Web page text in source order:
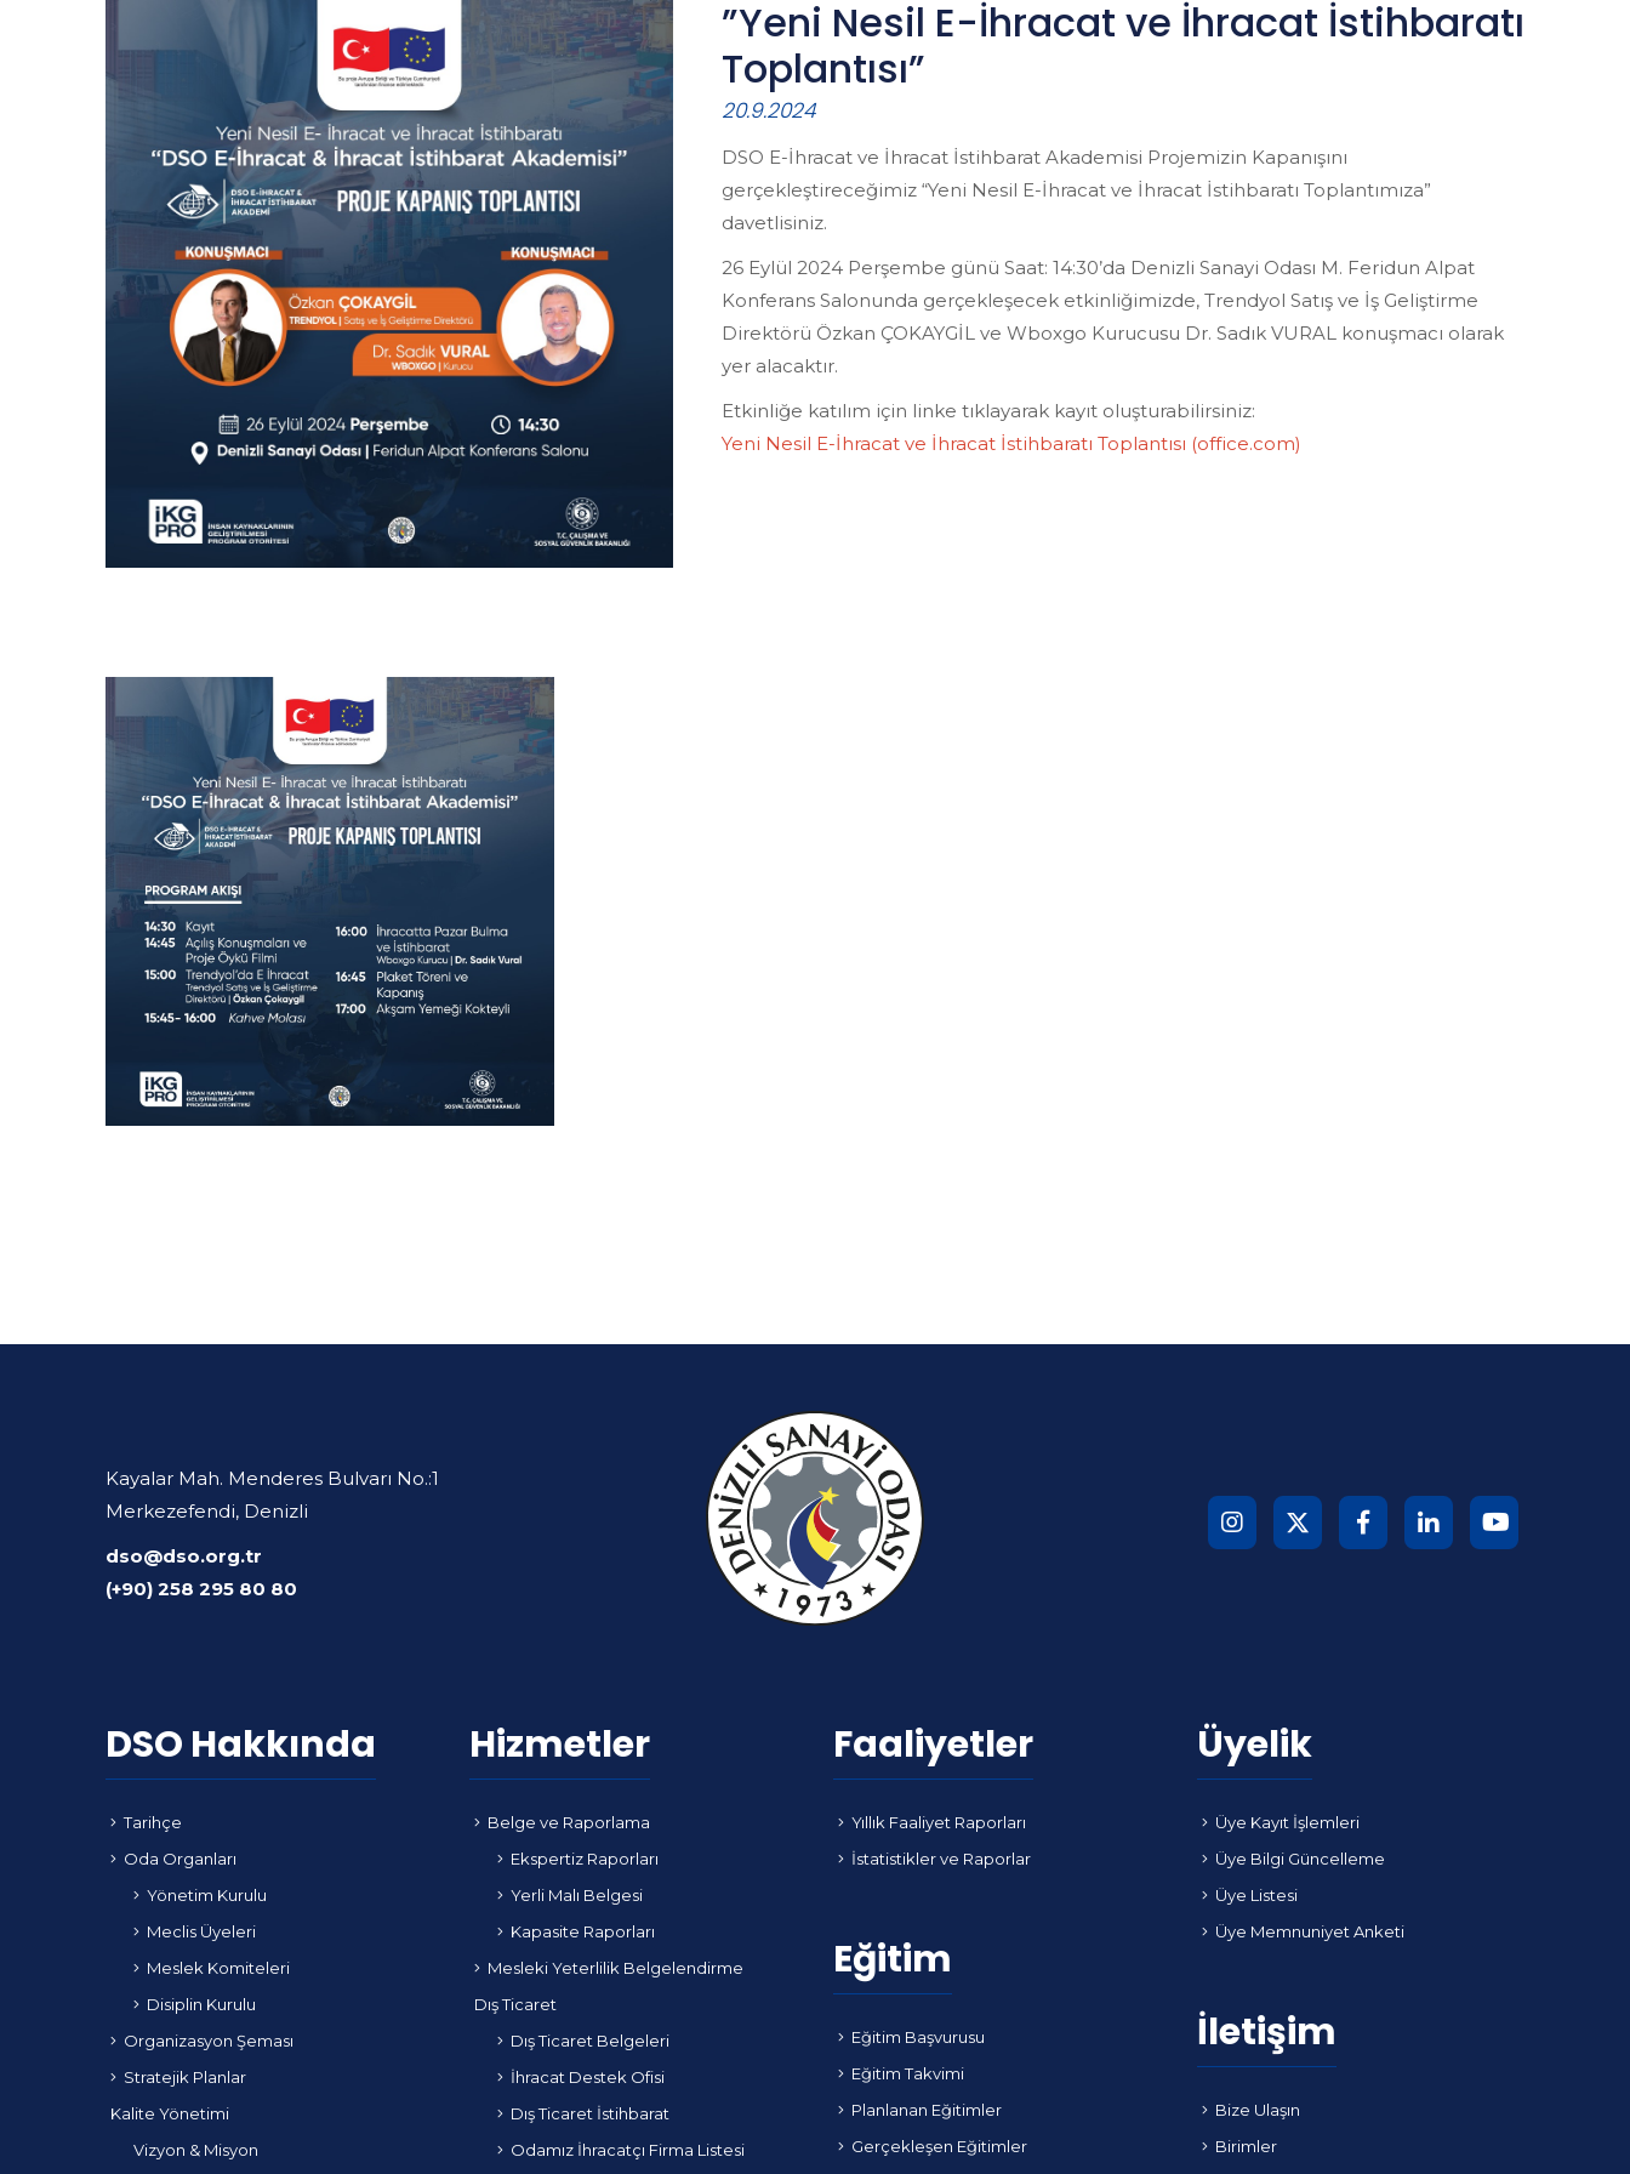
”Yeni Nesil E-İhracat ve İhracat İstihbaratı
Toplantısı”
20.9.2024
DSO E-İhracat ve İhracat İstihbarat Akademisi Projemizin Kapanışını
gerçekleştireceğimiz “Yeni Nesil E-İhracat ve İhracat İstihbaratı Toplantımıza”
davetlisiniz.
26 Eylül 2024 Perşembe günü Saat: 14:30’da Denizli Sanayi Odası M. Feridun Alpat
Konferans Salonunda gerçekleşecek etkinliğimizde, Trendyol Satış ve İş Geliştirme
Direktörü Özkan ÇOKAYGİL ve Wboxgo Kurucusu Dr. Sadık VURAL konuşmacı olarak
yer alacaktır.
Etkinliğe katılım için linke tıklayarak kayıt oluşturabilirsiniz:
Yeni Nesil E-İhracat ve İhracat İstihbaratı Toplantısı (office.com)
Kayalar Mah. Menderes Bulvarı No.:1
Merkezefendi, Denizli
dso@dso.org.tr
(+90) 258 295 80 80
DSO Hakkında
Tarihçe
Oda Organları
Yönetim Kurulu
Meclis Üyeleri
Meslek Komiteleri
Disiplin Kurulu
Organizasyon Şeması
Stratejik Planlar
Kalite Yönetimi
Vizyon & Misyon
Hizmetler
Belge ve Raporlama
Ekspertiz Raporları
Yerli Malı Belgesi
Kapasite Raporları
Mesleki Yeterlilik Belgelendirme
Dış Ticaret
Dış Ticaret Belgeleri
İhracat Destek Ofisi
Dış Ticaret İstihbarat
Odamız İhracatçı Firma Listesi
Faaliyetler
Yıllık Faaliyet Raporları
İstatistikler ve Raporlar
Eğitim
Eğitim Başvurusu
Eğitim Takvimi
Planlanan Eğitimler
Gerçekleşen Eğitimler
Üyelik
Üye Kayıt İşlemleri
Üye Bilgi Güncelleme
Üye Listesi
Üye Memnuniyet Anketi
İletişim
Bize Ulaşın
Birimler